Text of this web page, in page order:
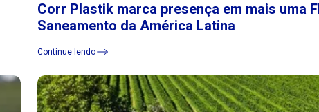
Corr Plastik marca presença em mais uma
Saneamento da América Latina
Continue lendo